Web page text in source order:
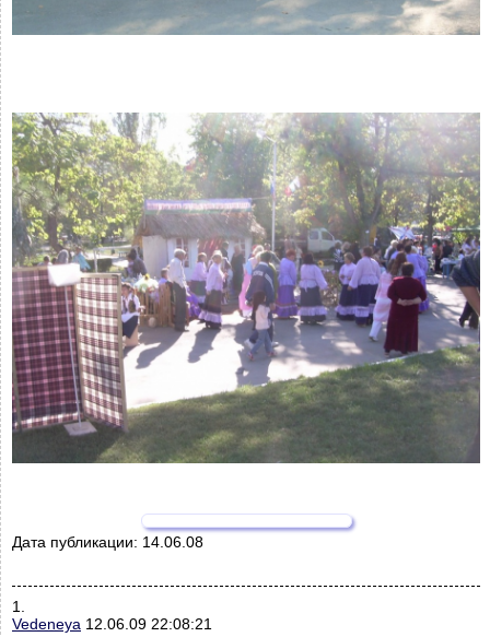
Дата публикации: 14.06.08
1.
Vedeneya 12.06.09 22:08:21